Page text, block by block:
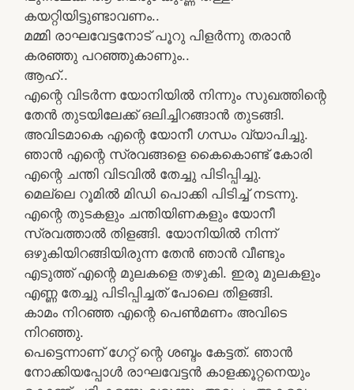
കയറ്റിയിട്ടുണ്ടാവണം..
മമ്മി രാഘവേട്ടനോട്‌ പൂറു പിളര്‍ന്നു തരാന്‍
കരഞ്ഞു പറഞ്ഞുകാണും..
ആഹ്‌..
എന്റെ വിടര്‍ന്ന യോനിയില്‍ നിന്നും സുഖത്തിന്റെ
തേന്‍ തുടയിലേക്ക്‌ ഒലിച്ചിറങ്ങാന്‍ തുടങ്ങി.
അവിടമാകെ എന്റെ യോനീ ഗന്ധം വ്യാപിച്ചു.
ഞാന്‍ എന്റെ സ്രവങ്ങളെ കൈകൊണ്ട്‌ കോരി
എന്റെ ചന്തി വിടവില്‍ തേച്ചു പിടിപ്പിച്ചു.
മെല്ലെ റൂമില്‍ മിഡി പൊക്കി പിടിച്ച്‌ നടന്നു.
എന്റെ തുടകളും ചന്തിയിണകളും യോനീ
സ്രവത്താല്‍ തിളങ്ങി. യോനിയില്‍ നിന്ന്‌
ഒഴുകിയിറങ്ങിയിരുന്ന തേന്‍ ഞാന്‍ വീണ്ടും
എടുത്ത്‌ എന്റെ മുലകളെ തഴുകി. ഇരു മുലകളും
എണ്ണ തേച്ചു പിടിപ്പിച്ചത്‌ പോലെ തിളങ്ങി.
കാമം നിറഞ്ഞ എന്റെ പെണ്‍മണം അവിടെ
നിറഞ്ഞു.
പെട്ടെന്നാണ്‌ ഗേറ്റ്‌ ന്റെ ശബ്ദം കേട്ടത്‌. ഞാന്‍
നോക്കിയപ്പോള്‍ രാഘവേട്ടന്‍ കാളക്കൂറ്റനെയും